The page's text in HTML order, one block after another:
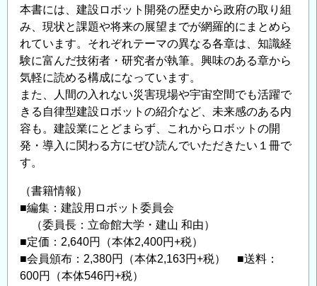
本書には、建設ロボット開発の歴史から政府の取り組
み、現状と課題や将来の展望までが網羅的にまとめら
れています。それぞれテーマの異なる各章は、知識経
験に富んだ技術者・研究者が執筆。興味のある章から
気軽に読める構成になっています。
また、人間の入れない災害現場や宇宙空間でも活躍で
きる自律型建設ロボットの紹介など、未来感のある内
容も。建設業にとどまらず、これからロボットの開
発・導入に関わる方にぜひ読んでいただきたい１冊で
す。
（書籍情報）
■編集：建設用ロボット委員会
（委員長：立命館大学・建山 和由）
■定価：2,640円（本体2,400円+税）
■会員頒布：2,380円（本体2,163円+税） ■送料：
600円（本体546円+税）